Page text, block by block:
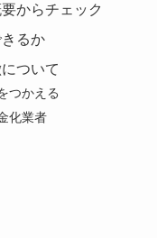
からチェック
るか
ついて
つかえる
化業者